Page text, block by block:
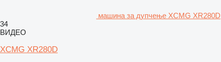
машина за дупчење XCMG XR280D
34
ВИДЕО
XCMG XR280D